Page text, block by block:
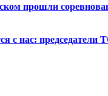
прошли
с нас: